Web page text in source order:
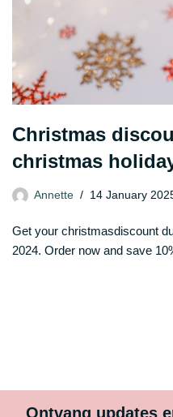
Christmas
christmas
Annette 14 January
Get your christmasdiscount
2024. Order now and save
Ontvang updates